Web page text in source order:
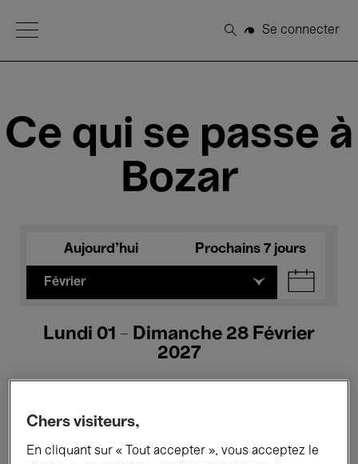
Open Menu
Rechercher
Se connecter
Ce qui se passe à
Bozar
Aujourd'hui Prochains 7 jours
Février
Lundi 01 - Dimanche 28 Février
2027
Tous les événements Concerts
Chers visiteurs,
En cliquant sur « Tout accepter », vous acceptez le